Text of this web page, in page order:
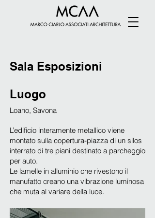
Sala Esposizioni
Luogo
Loano, Savona
L’edificio interamente metallico viene
montato sulla copertura-piazza di un silos
interrato di tre piani destinato a parcheggio
per auto.
Le lamelle in alluminio che rivestono il
manufatto creano una vibrazione luminosa
che muta al variare della luce.